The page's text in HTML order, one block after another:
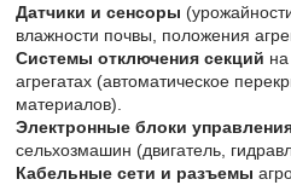
Датчики и сенсоры
влажности почвы, положения
Системы отключения секций
агрегатах (автоматическое
материалов).
Электронные блоки
сельхозмашин (двигатель,
Кабельные сети и разъемы